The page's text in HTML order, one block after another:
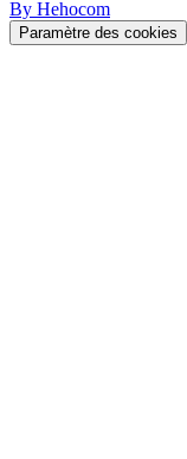
By Hehocom
Paramètre des cookies